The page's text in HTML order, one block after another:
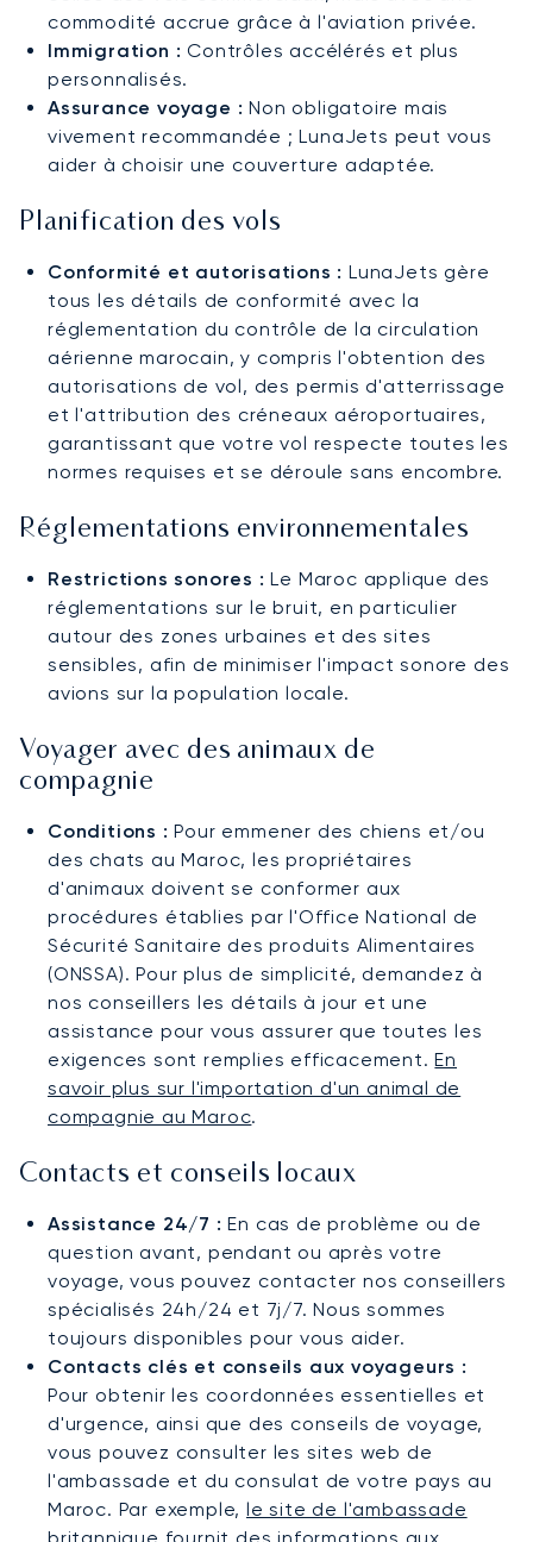
commodité accrue grâce à l'aviation privée.
Immigration : Contrôles accélérés et plus
personnalisés.
Assurance voyage : Non obligatoire mais
vivement recommandée ; LunaJets peut vous
aider à choisir une couverture adaptée.
Planification des vols
Conformité et autorisations : LunaJets gère
tous les détails de conformité avec la
réglementation du contrôle de la circulation
aérienne marocain, y compris l'obtention des
autorisations de vol, des permis d'atterrissage
et l'attribution des créneaux aéroportuaires,
garantissant que votre vol respecte toutes les
normes requises et se déroule sans encombre.
Réglementations environnementales
Restrictions sonores : Le Maroc applique des
réglementations sur le bruit, en particulier
autour des zones urbaines et des sites
sensibles, afin de minimiser l'impact sonore des
avions sur la population locale.
Voyager avec des animaux de
compagnie
Conditions : Pour emmener des chiens et/ou
des chats au Maroc, les propriétaires
d'animaux doivent se conformer aux
procédures établies par l'Office National de
Sécurité Sanitaire des produits Alimentaires
(ONSSA). Pour plus de simplicité, demandez à
nos conseillers les détails à jour et une
assistance pour vous assurer que toutes les
exigences sont remplies efficacement.En
savoir plus sur l'importation d'un animal de
compagnie au Maroc.
Contacts et conseils locaux
Assistance 24/7 : En cas de problème ou de
question avant, pendant ou après votre
voyage, vous pouvez contacter nos conseillers
spécialisés 24h/24 et 7j/7. Nous sommes
toujours disponibles pour vous aider.
Contacts clés et conseils aux voyageurs :
Pour obtenir les coordonnées essentielles et
d'urgence, ainsi que des conseils de voyage,
vous pouvez consulter les sites web de
l'ambassade et du consulat de votre pays au
Maroc. Par exemple, le site de l'ambassade